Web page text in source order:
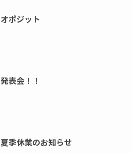
オポジット
発表会！！
夏季休業のお知らせ